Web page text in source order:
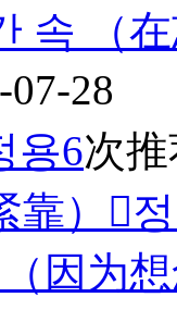
속 （
07-28
용6次
） 
因为